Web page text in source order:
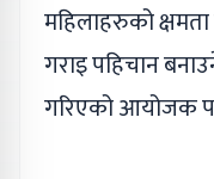
महिलाहरुको
गराइ पहिचान
गरिएको आयोजक